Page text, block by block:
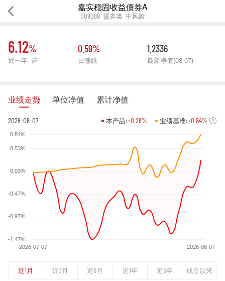
嘉实稳固收益债券A
009089 债券类 中风险
6.12%
近一年
0.59%
日涨跌
1.2336
最新净值(08-07)
业绩走势 单位净值 累计净值
2026-08-07 本产品:+0.28% 业绩基准:+0.84%
近1月 近3月 近6月 近1年 近3年 成立以来